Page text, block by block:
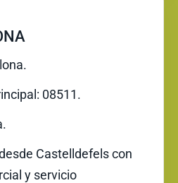
08511.
Castelldefels con
y servicio